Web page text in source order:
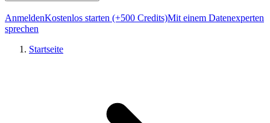
AnmeldenKostenlos starten (+500 Credits)Mit einem Datenexperten
sprechen
Startseite